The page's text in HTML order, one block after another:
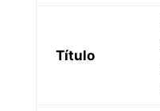
Título